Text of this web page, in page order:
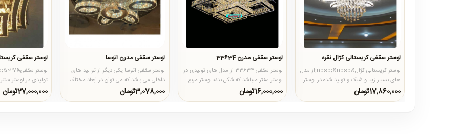
لوستر سقفی کریستالی کژال نقره
لوستر کریستالی کژال&nbsp;&nbsp;از مدل
های بسیار زیبا و شیک و تولید شده در لوستر
سنتر است که از سایز ..
17,860,000تومان
لوستر سقفی مدرن 33634
لوستر سقفی 33634 از مدل های تولیدی در
لوستر سنتر میباشد که شکل بدنه لوستر مربع
است و در زیر آن 5 عدد..
16,000,000تومان
لوستر سقفی مدرن اتوسا
لوستر سقفی اتوسا یکی دیگر از تو لید های
داخلی می باشد که می توان در ابعاد مختلف
در دو رنگ استیل نقره..
3,078,000تومان
لوستر سقفی
تولیدی در لوستر
لوستر مربع است و در
27,000,000تومان